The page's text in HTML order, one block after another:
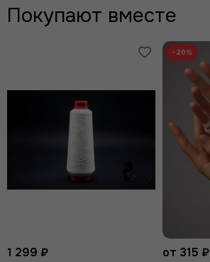
Покупают вместе
1 299 ₽
−20%
от 315 ₽